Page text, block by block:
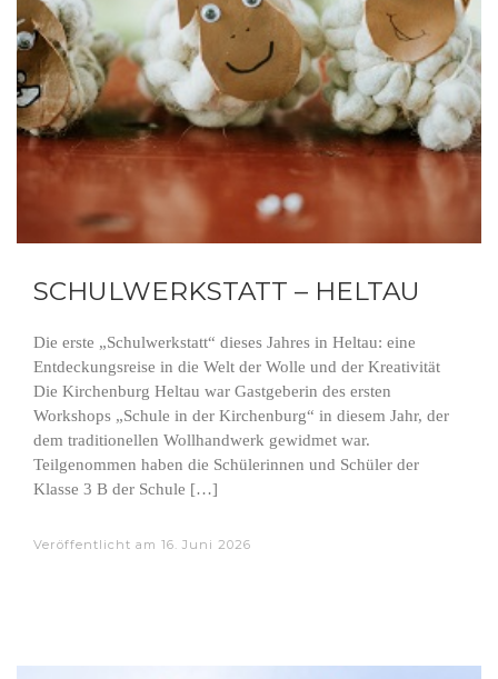
SCHULWERKSTATT – HELTAU
Die erste „Schulwerkstatt“ dieses Jahres in Heltau: eine
Entdeckungsreise in die Welt der Wolle und der Kreativität
Die Kirchenburg Heltau war Gastgeberin des ersten
Workshops „Schule in der Kirchenburg“ in diesem Jahr, der
dem traditionellen Wollhandwerk gewidmet war.
Teilgenommen haben die Schülerinnen und Schüler der
Klasse 3 B der Schule […]
Veröffentlicht am 16. Juni 2026